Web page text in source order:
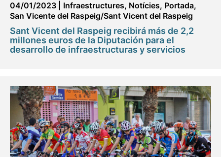
04/01/2023 Infraestructures, Notícies, Portada,
San Vicente del Raspeig/Sant Vicent del Raspeig
Sant Vicent del Raspeig recibirá más de 2,2
millones euros de la Diputación para el
desarrollo de infraestructuras y servicios